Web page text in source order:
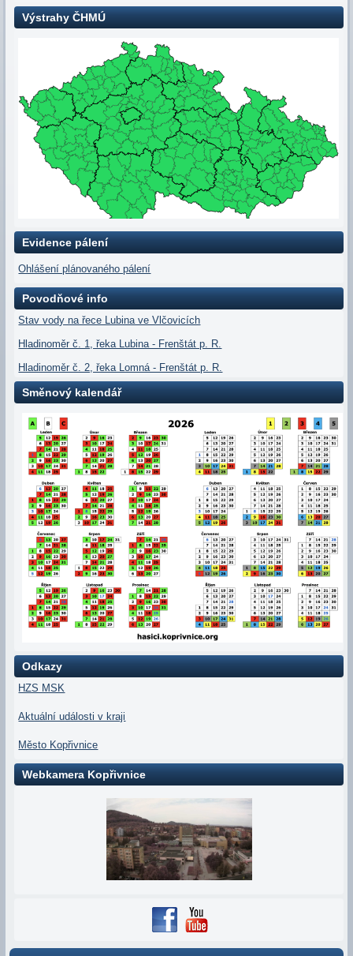
Výstrahy ČHMÚ
Evidence pálení
Ohlášení plánovaného pálení
Povodňové info
Stav vody na řece Lubina ve Vlčovicích
Hladinoměr č. 1, řeka Lubina - Frenštát p. R.
Hladinoměr č. 2, řeka Lomná - Frenštát p. R.
Směnový kalendář
Odkazy
HZS MSK
Aktuální události v kraji
Město Kopřivnice
Webkamera Kopřivnice